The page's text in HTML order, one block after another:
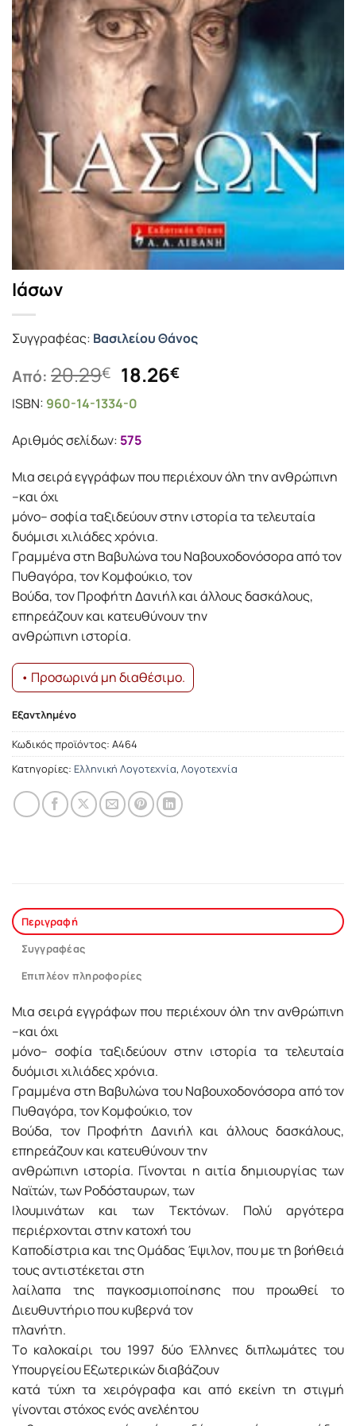
Ιάσων
Συγγραφέας: Βασιλείου Θάνος
Από: 20.29€ Original
price
was:
20.29€.
18.26€Η
ISBN: 960-14-1334-0
Αριθμός σελίδων: 575
Mια σειρά εγγράφων που περιέχουν όλη την ανθρώπινη
–και όχι
μόνο– σοφία ταξιδεύουν στην ιστορία τα τελευταία
δυόμισι χιλιάδες χρόνια.
Γραμμένα στη Bαβυλώνα του Nαβουχοδονόσορα από τον
Πυθαγόρα, τον Kομφούκιο, τον
Bούδα, τον Προφήτη Δανιήλ και άλλους δασκάλους,
επηρεάζουν και κατευθύνουν την
ανθρώπινη ιστορία.
• Προσωρινά μη διαθέσιμο.
Εξαντλημένο
Κωδικός προϊόντος: Α464
Κατηγορίες: Ελληνική Λογοτεχνία, Λογοτεχνία
Περιγραφή
Συγγραφέας
Επιπλέον πληροφορίες
Mια σειρά εγγράφων που περιέχουν όλη την ανθρώπινη
–και όχι
μόνο– σοφία ταξιδεύουν στην ιστορία τα τελευταία
δυόμισι χιλιάδες χρόνια.
Γραμμένα στη Bαβυλώνα του Nαβουχοδονόσορα από τον
Πυθαγόρα, τον Kομφούκιο, τον
Bούδα, τον Προφήτη Δανιήλ και άλλους δασκάλους,
επηρεάζουν και κατευθύνουν την
ανθρώπινη ιστορία. Γίνονται η αιτία δημιουργίας των
Nαϊτών, των Pοδόσταυρων, των
Iλουμινάτων και των Tεκτόνων. Πολύ αργότερα
περιέρχονται στην κατοχή του
Kαποδίστρια και της Oμάδας Έψιλον, που με τη βοήθειά
τους αντιστέκεται στη
λαίλαπα της παγκοσμιοποίησης που προωθεί το
Διευθυντήριο που κυβερνά τον
πλανήτη.
Tο καλοκαίρι του 1997 δύο Έλληνες διπλωμάτες του
Yπουργείου Eξωτερικών διαβάζουν
κατά τύχη τα χειρόγραφα και από εκείνη τη στιγμή
γίνονται στόχος ενός ανελέητου